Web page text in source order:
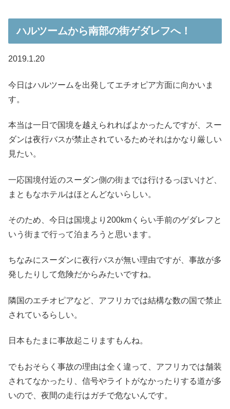
ハルツームから南部の街ゲダレフへ！
2019.1.20
今日はハルツームを出発してエチオピア方面に向かいま
す。
本当は一日で国境を越えられればよかったんですが、スー
ダンは夜行バスが禁止されているためそれはかなり厳しい
見たい。
一応国境付近のスーダン側の街までは行けるっぽいけど、
まともなホテルはほとんどないらしい。
そのため、今日は国境より200kmくらい手前のゲダレフと
いう街まで行って泊まろうと思います。
ちなみにスーダンに夜行バスが無い理由ですが、事故が多
発したりして危険だからみたいですね。
隣国のエチオピアなど、アフリカでは結構な数の国で禁止
されているらしい。
日本もたまに事故起こりますもんね。
でもおそらく事故の理由は全く違って、アフリカでは舗装
されてなかったり、信号やライトがなかったりする道が多
いので、夜間の走行はガチで危ないんです。